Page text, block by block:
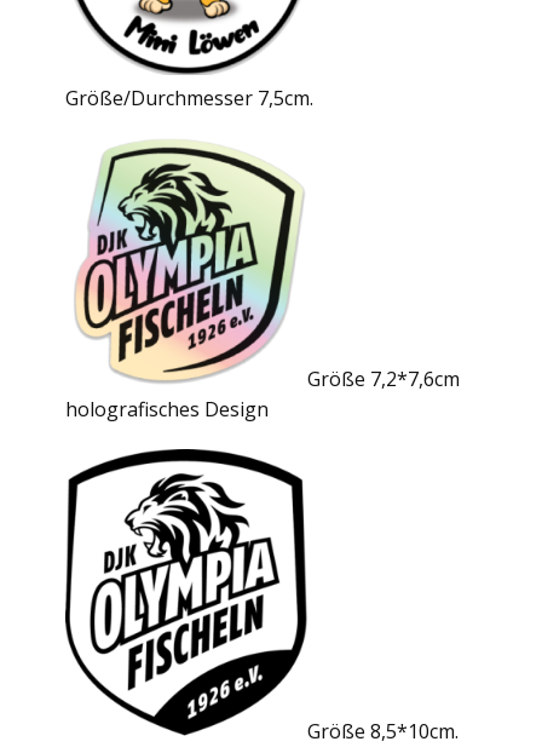
Größe/Durchmesser 7,5cm.
Größe 7,2*7,6cm
holografisches Design
Größe 8,5*10cm.